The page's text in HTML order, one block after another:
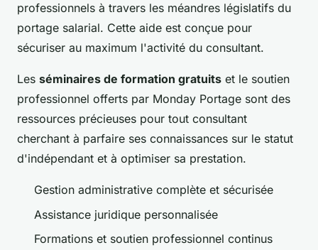
professionnels à travers les méandres législatifs du
portage salarial. Cette aide est conçue pour
sécuriser au maximum l'activité du consultant.
Les séminaires de formation gratuits et le soutien
professionnel offerts par Monday Portage sont des
ressources précieuses pour tout consultant
cherchant à parfaire ses connaissances sur le statut
d'indépendant et à optimiser sa prestation.
Gestion administrative complète et sécurisée
Assistance juridique personnalisée
Formations et soutien professionnel continus